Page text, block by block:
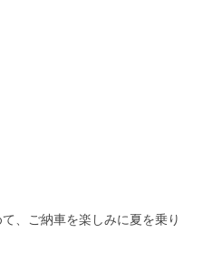
、ご納車を楽しみに夏を乗り